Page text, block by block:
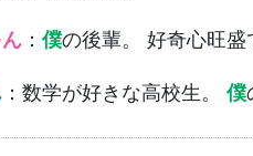
： 僕の後輩。 好奇心旺盛
：数学が好きな高校生。 僕